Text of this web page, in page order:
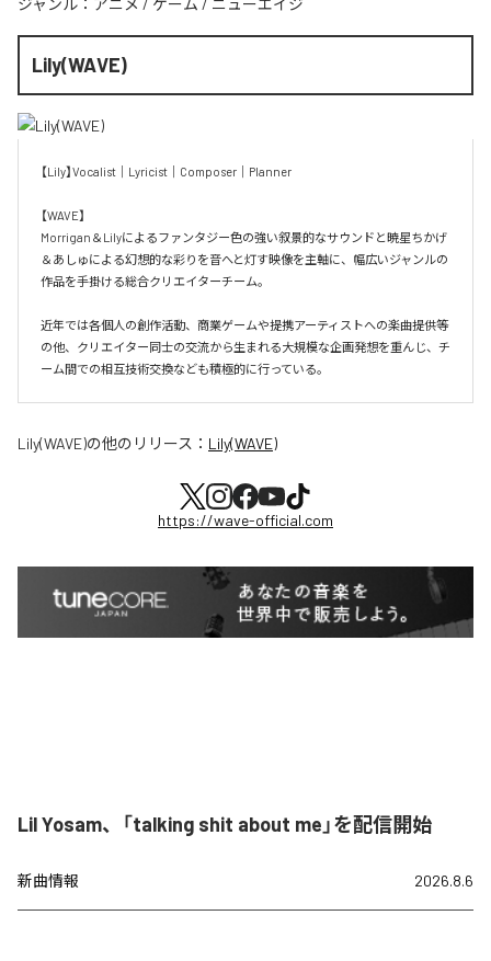
ジャンル： アニメ / ゲーム / ニューエイジ
Lily(WAVE)
【Lily】Vocalist｜Lyricist｜Composer｜Planner
【WAVE】
Morrigan＆Lilyによるファンタジー色の強い叙景的なサウンドと暁星ちかげ
＆あしゅによる幻想的な彩りを音へと灯す映像を主軸に、幅広いジャンルの
作品を手掛ける総合クリエイターチーム。
近年では各個人の創作活動、商業ゲームや提携アーティストへの楽曲提供等
の他、クリエイター同士の交流から生まれる大規模な企画発想を重んじ、チ
ーム間での相互技術交換なども積極的に行っている。
Lily(WAVE)の他のリリース： Lily(WAVE)
https://wave-official.com
Lil Yosam、「talking shit about me」を配信開始
新曲情報 2026.8.6